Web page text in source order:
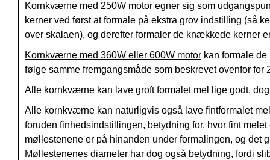
Kornkværne med 250W motor egner sig som
kerner ved først at formale på ekstra grov indstilling (så
over skalaen), og derefter formaler de knækkede kerner
Kornkværne med 360W eller 600W motor kan formale
følge samme fremgangsmåde som beskrevet ovenfor for
Alle kornkværne kan lave groft formalet mel lige godt,
Alle kornkværne kan naturligvis også lave fintformalet
foruden finhedsindstillingen, betydning for, hvor fint
møllestenene er på hinanden under formalingen, og det
Møllestenenes diameter har dog også betydning, fordi